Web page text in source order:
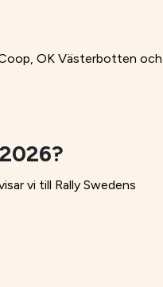
Coop, OK Västerbotten och
vi till Rally Swedens